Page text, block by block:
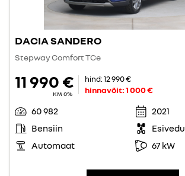
DACIA SANDERO
Stepway Comfort TCe
11 990 €
KM 0%
hind:12 990 €
hinnavõit:1 000 €
60 982
2021
Bensiin
Esivedu
Automaat
67 kW